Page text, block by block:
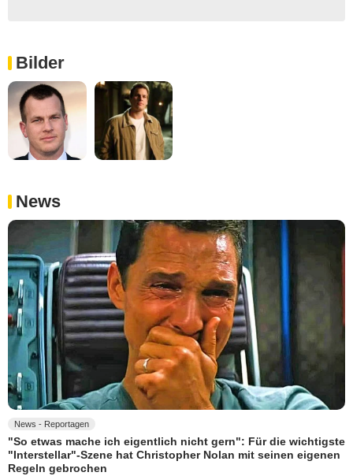
Bilder
News
News - Reportagen
"So etwas mache ich eigentlich nicht gern": Für die wichtigste
"Interstellar"-Szene hat Christopher Nolan mit seinen eigenen
Regeln gebrochen